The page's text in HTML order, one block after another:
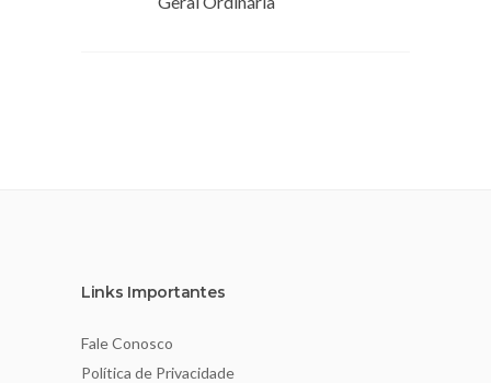
Links Importantes
Fale Conosco
Política de Privacidade